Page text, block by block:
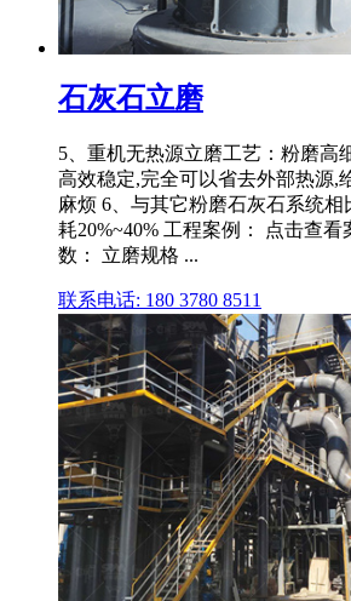
石灰石立磨
5、重机无热源立磨工艺：粉磨高
高效稳定,完全可以省去外部热源,
麻烦 6、与其它粉磨石灰石系统
耗20%~40% 工程案例： 点击查
数： 立磨规格 ...
联系电话: 180 3780 8511